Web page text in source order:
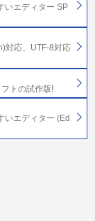
いエディター SP
対応、UTF-8対応
トの試作版!
いエディター (Ed